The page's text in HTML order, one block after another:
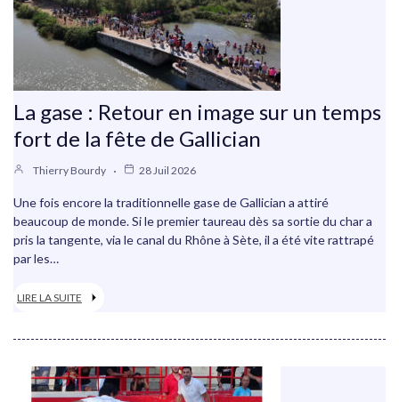
La gase : Retour en image sur un temps
fort de la fête de Gallician
Thierry Bourdy 28 Juil 2026
Une fois encore la traditionnelle gase de Gallician a attiré
beaucoup de monde. Si le premier taureau dès sa sortie du char a
pris la tangente, via le canal du Rhône à Sète, il a été vite rattrapé
par les…
LIRE LA SUITE